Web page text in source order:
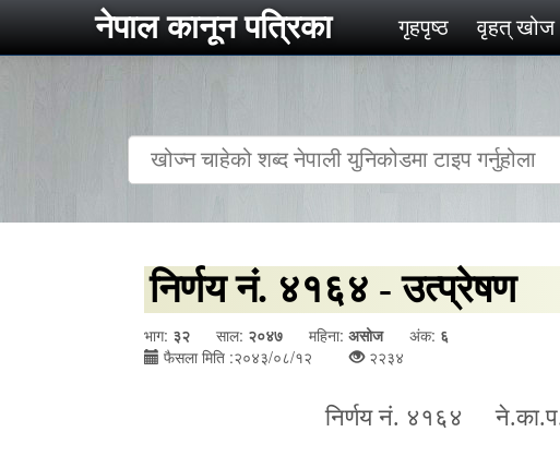
नेपाल कानून पत्रिका गृहपृष्‍ठ वृहत् खोज
निर्णय नं. ४१६४ - उत्प्रेषण
भाग: ३२ साल: २०४७ महिना: असोज अंक: ६
फैसला मिति :२०४३/०८/१२
२२३४
निर्णय नं. ४१६४